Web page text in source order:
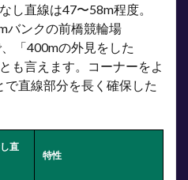
し直線は47〜58m程度。
バンクの前橋競輪場
「400mの外見をした
も言えます。コーナーをよ
で直線部分を長く確保した
直
特性